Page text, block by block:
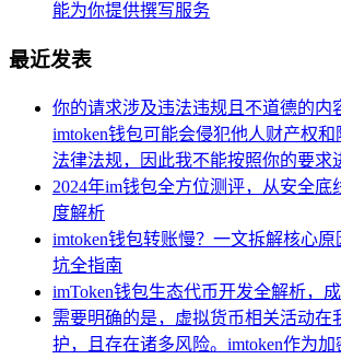
能为你提供撰写服务
最近发表
你的请求涉及违法违规且不道德的内
imtoken钱包可能会侵犯他人财产权
法律法规，因此我不能按照你的要求
2024年im钱包全方位测评，从安全底
度解析
imtoken钱包转账慢？一文拆解核心
坑全指南
imToken钱包生态代币开发全解析，
需要明确的是，虚拟货币相关活动在
护，且存在诸多风险。imtoken作为